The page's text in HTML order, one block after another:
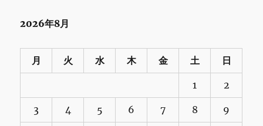
2026年8月
月 火 水 木 金 土 日
1 2
3 4 5 6 7 8 9